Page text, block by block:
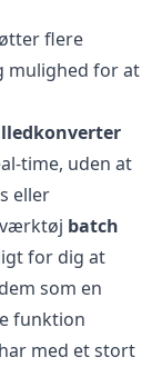
flere
mulighed for at
time, uden at
eller
værktøj batch
for dig at
som en
funktion
med et stort